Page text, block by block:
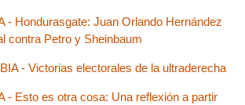
- Hondurasgate: Juan Orlando Hernández
contra Petro y Sheinbaum
- Victorias electorales de la ultraderecha
- Esto es otra cosa: Una reflexión a partir